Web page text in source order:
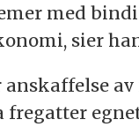
med
sier
anskaffelse
fregatter